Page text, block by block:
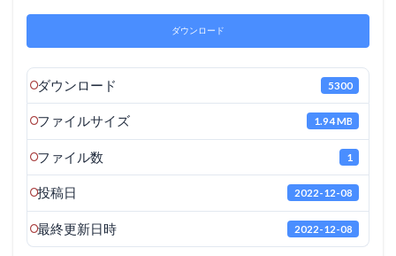
ダウンロード
ダウンロード 5300
ファイルサイズ 1.94 MB
ファイル数 1
投稿日 2022-12-08
最終更新日時 2022-12-08